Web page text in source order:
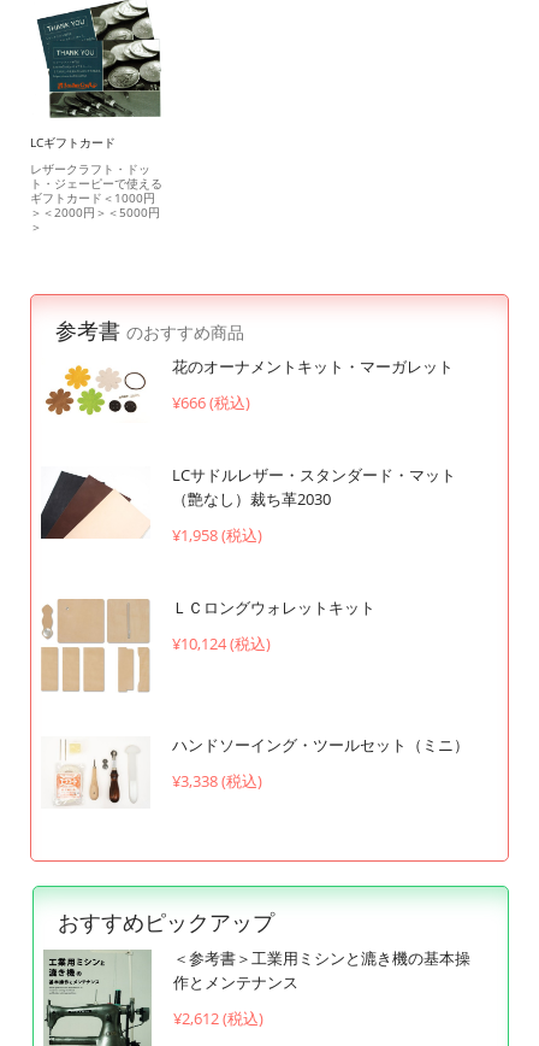
LCギフトカード
レザークラフト・ドッ
ト・ジェーピーで使える
ギフトカード＜1000円
＞＜2000円＞＜5000円
＞
参考書 のおすすめ商品
花のオーナメントキット・マーガレット
¥666 (税込)
LCサドルレザー・スタンダード・マット
（艶なし）裁ち革2030
¥1,958 (税込)
ＬＣロングウォレットキット
¥10,124 (税込)
ハンドソーイング・ツールセット（ミニ）
¥3,338 (税込)
おすすめピックアップ
＜参考書＞工業用ミシンと漉き機の基本操
作とメンテナンス
¥2,612 (税込)